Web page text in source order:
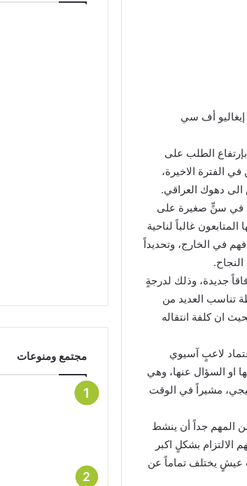
إيغاليو أف سي
الطلب على
الفترة الاخيرة،
الى دهوك العراقي.
في سنٍّ صغيرة على
غالباً لناحية
في الخارج، وتحديداً
جديدة، وذلك لدرجةٍ
تناسب العديد من
ان كلفة انتقاله
لاعبٍ آسيوي
او السؤال عنها، وهي
مشيراً في الوقت
من المهم جداً أن ينشط
الالتزام بشكلٍ اكبر
عيشٍ يختلف تماماً عن
مجتمع ومنوعات